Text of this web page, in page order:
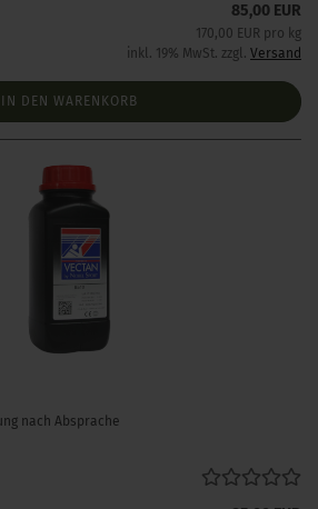
85,00 EUR
170,00 EUR pro kg
inkl. 19% MwSt. zzgl. Versand
IN DEN WARENKORB
nach Absprache